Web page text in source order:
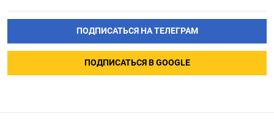
ПОДПИСАТЬСЯ НА ТЕЛЕГРАМ
ПОДПИСАТЬСЯ В GOOGLE